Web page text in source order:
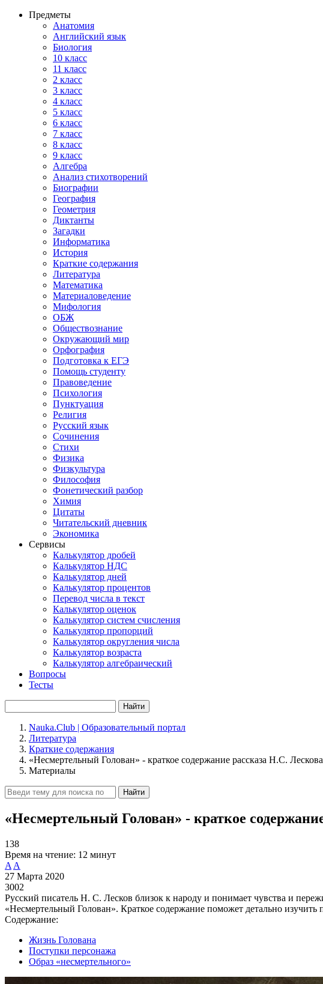
Предметы
Анатомия
Английский язык
Биология
10 класс
11 класс
2 класс
3 класс
4 класс
5 класс
6 класс
7 класс
8 класс
9 класс
Алгебра
Анализ стихотворений
Биографии
География
Геометрия
Диктанты
Загадки
Информатика
История
Краткие содержания
Литература
Математика
Материаловедение
Мифология
ОБЖ
Обществознание
Окружающий мир
Орфография
Подготовка к ЕГЭ
Помощь студенту
Правоведение
Психология
Пунктуация
Религия
Русский язык
Сочинения
Стихи
Физика
Физкультура
Философия
Фонетический разбор
Химия
Цитаты
Читательский дневник
Экономика
Сервисы
Калькулятор дробей
Калькулятор НДС
Калькулятор дней
Калькулятор процентов
Перевод числа в текст
Калькулятор оценок
Калькулятор систем счисления
Калькулятор пропорций
Калькулятор округления числа
Калькулятор возраста
Калькулятор алгебраический
Вопросы
Тесты
Найти
Nauka.Club | Образовательный портал
Литература
Краткие содержания
«Несмертельный Голован» - краткое содержание рассказа Н.С. Лескова
Материалы
Найти
«Несмертельный Голован» - краткое
138
Время на чтение: 12 минут
A A
27 Марта 2020
3002
Русский писатель Н. С. Лесков близок к народу и понимает чувства и
«Несмертельный Голован». Краткое содержание поможет детально
Содержание:
Жизнь Голована
Поступки персонажа
Образ «несмертельного»